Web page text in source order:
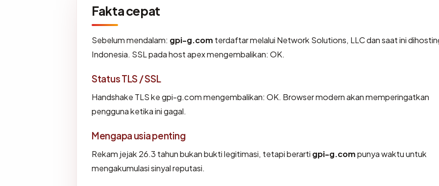
Fakta cepat
Sebelum mendalam: gpi-g.com terdaftar melalui Network Solutions, LLC dan saat ini
Indonesia. SSL pada host apex mengembalikan: OK.
Status TLS / SSL
Handshake TLS ke gpi-g.com mengembalikan: OK. Browser modern akan memperingatkan
pengguna ketika ini gagal.
Mengapa usia penting
Rekam jejak 26.3 tahun bukan bukti legitimasi, tetapi berarti gpi-g.compunya waktu untuk
mengakumulasi sinyal reputasi.